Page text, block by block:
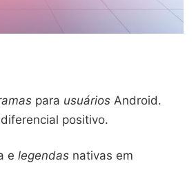
para usuários Android.
positivo.
e legendas nativas em